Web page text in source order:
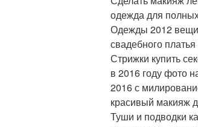
одежда для
Одежды 2012 вещи
свадебного
Стрижки купить
в 2016 году фото
2016 с
красивый макияж
Туши и подводки